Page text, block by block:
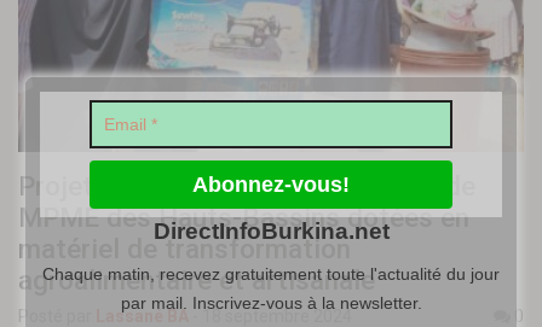
Projet IMPULSE : des promotrices de
MPME des Hauts-Bassins dotées en
matériel de transformation
agroalimentaire et artisanale
Lassané BA
0
DirectInfoBurkina.net
Chaque matin, recevez gratuitement toute l'actualité du jour
par mail. Inscrivez-vous à la newsletter.